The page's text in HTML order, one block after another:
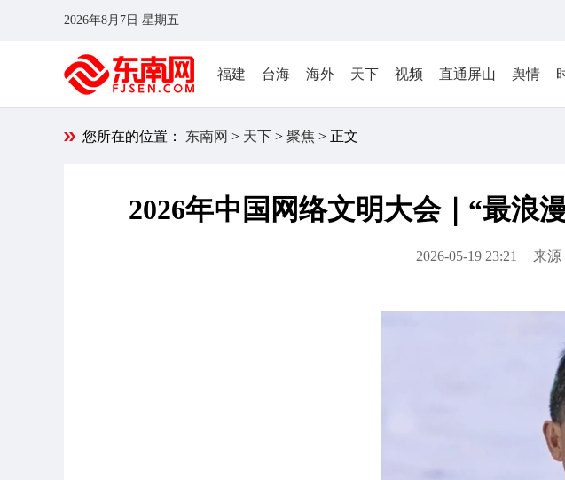
2026年8月7日 星期五
福建 台海 海外 天下 视频 直通屏山 舆情
您所在的位置： 东南网 > 天下 > 聚焦 > 正文
2026年中国网络文明大会｜“最浪
2026-05-19 23:21 来源